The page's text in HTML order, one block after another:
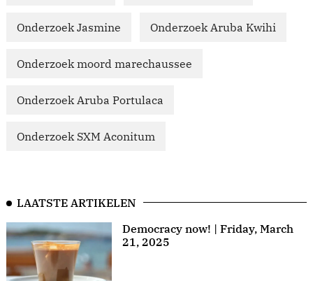
Onderzoek Jasmine Onderzoek Aruba Kwihi
Onderzoek moord marechaussee
Onderzoek Aruba Portulaca
Onderzoek SXM Aconitum
LAATSTE ARTIKELEN
Democracy now! | Friday, March
21, 2025